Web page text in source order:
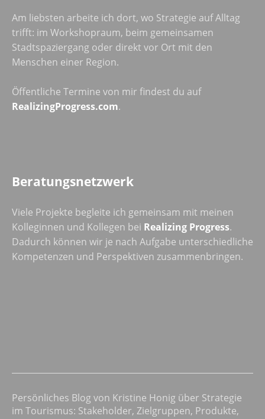
Am liebsten arbeite ich dort, wo Strategie auf Alltag
trifft: im Workshopraum, beim gemeinsamen
Stadtspaziergang oder direkt vor Ort mit den
Menschen einer Region.
Öffentliche Termine von mir findest du auf
RealizingProgress.com.
Beratungsnetzwerk
Viele Projekte begleite ich gemeinsam mit meinen
Kolleginnen und Kollegen bei Realizing Progress.
Dadurch können wir je nach Aufgabe unterschiedliche
Kompetenzen und Perspektiven zusammenbringen.
Persönliches Blog von Kristine Honig über Strategie
im Tourismus: Stakeholder, Zielgruppen, Produkte,